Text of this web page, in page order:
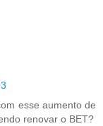
esse aumento de
renovar o BET?